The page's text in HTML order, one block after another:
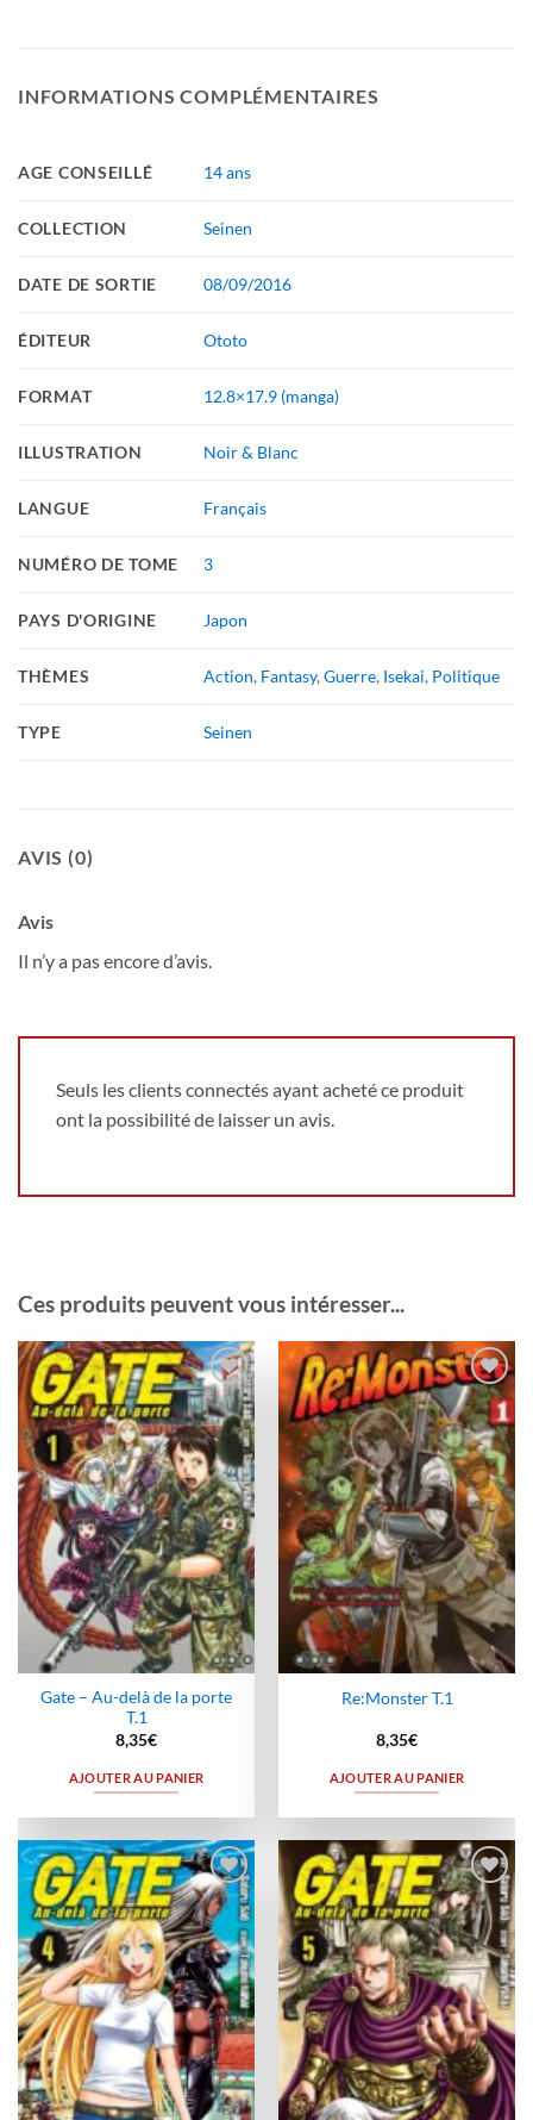
INFORMATIONS COMPLÉMENTAIRES
AGE CONSEILLÉ 14 ans
COLLECTION Seinen
DATE DE SORTIE 08/09/2016
ÉDITEUR Ototo
FORMAT 12.8×17.9 (manga)
ILLUSTRATION Noir & Blanc
LANGUE Français
NUMÉRO DE TOME 3
PAYS D'ORIGINE Japon
THÈMES Action, Fantasy,Guerre, Isekai, Politique
TYPE Seinen
AVIS (0)
Avis
Il n’y a pas encore d’avis.
Seuls les clients connectés ayant acheté ce produit
ont la possibilité de laisser un avis.
Ces produits peuvent vous intéresser...
Ajouter
à la
wishlist
Gate – Au-delà de la porte
T.1
8,35€
AJOUTER AU PANIER
Ajouter
à la
wishlist
Re:Monster T.1
8,35€
AJOUTER AU PANIER
Ajouter
à la
wishlist
Ajouter
à la
wishlist